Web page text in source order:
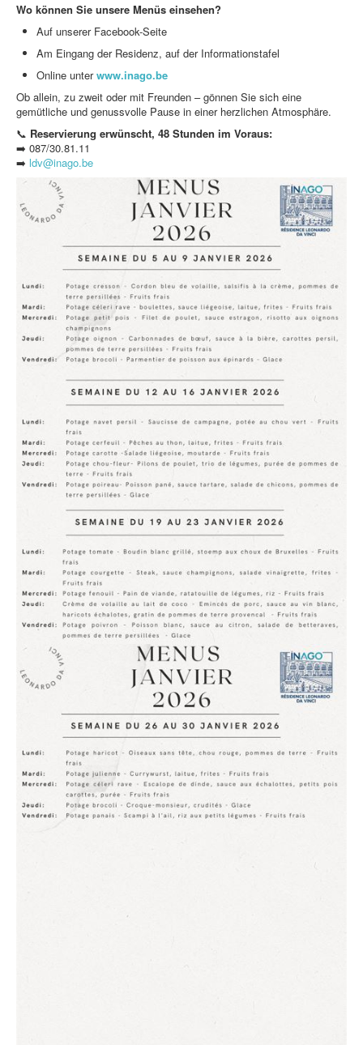
Wo können Sie unsere Menüs einsehen?
Auf unserer Facebook-Seite
Am Eingang der Residenz, auf der Informationstafel
Online unterwww.inago.be
Ob allein, zu zweit oder mit Freunden – gönnen Sie sich eine
gemütliche und genussvolle Pause in einer herzlichen Atmosphäre.
📞 Reservierung erwünscht, 48 Stunden im Voraus:
➡️ 087/30.81.11
➡️ ldv@inago.be